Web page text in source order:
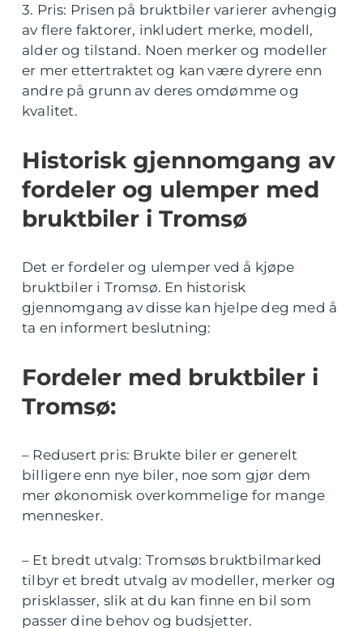
3. Pris: Prisen på bruktbiler varierer avhengig
av flere faktorer, inkludert merke, modell,
alder og tilstand. Noen merker og modeller
er mer ettertraktet og kan være dyrere enn
andre på grunn av deres omdømme og
kvalitet.
Historisk gjennomgang av
fordeler og ulemper med
bruktbiler i Tromsø
Det er fordeler og ulemper ved å kjøpe
bruktbiler i Tromsø. En historisk
gjennomgang av disse kan hjelpe deg med å
ta en informert beslutning:
Fordeler med bruktbiler i
Tromsø:
– Redusert pris: Brukte biler er generelt
billigere enn nye biler, noe som gjør dem
mer økonomisk overkommelige for mange
mennesker.
– Et bredt utvalg: Tromsøs bruktbilmarked
tilbyr et bredt utvalg av modeller, merker og
prisklasser, slik at du kan finne en bil som
passer dine behov og budsjetter.